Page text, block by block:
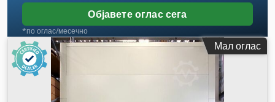
Објавете оглас сега
*по оглас/месечно
Мал оглас